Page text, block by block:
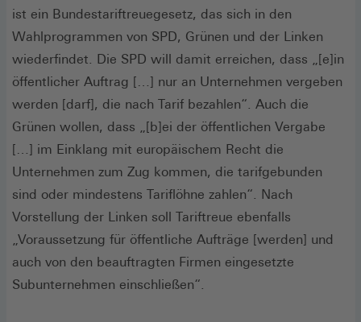
ist ein Bundestariftreuegesetz, das sich in den
Wahlprogrammen von SPD, Grünen und der Linken
wiederfindet. Die SPD will damit erreichen, dass „[e]in
öffentlicher Auftrag […] nur an Unternehmen vergeben
werden [darf], die nach Tarif bezahlen“. Auch die
Grünen wollen, dass „[b]ei der öffentlichen Vergabe
[…] im Einklang mit europäischem Recht die
Unternehmen zum Zug kommen, die tarifgebunden
sind oder mindestens Tariflöhne zahlen“. Nach
Vorstellung der Linken soll Tariftreue ebenfalls
„Voraussetzung für öffentliche Aufträge [werden] und
auch von den beauftragten Firmen eingesetzte
Subunternehmen einschließen“.